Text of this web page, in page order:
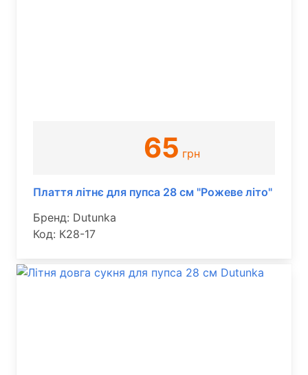
65 грн
Плаття літнє для пупса 28 см "Рожеве літо"
Бренд: Dutunka
Код: К28-17